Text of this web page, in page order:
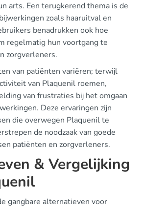
arts. Een terugkerend thema is de
zoals haaruitval en
benadrukken ook hoe
regelmatig hun voortgang te
zorgverleners.
van patiënten variëren; terwijl
van Plaquenil roemen,
van frustraties bij het omgaan
Deze ervaringen zijn
die overwegen Plaquenil te
de noodzaak van goede
patiënten en zorgverleners.
& Vergelijking
gangbare alternatieven voor